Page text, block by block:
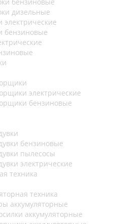
дизельные
электрические
бензиновые
электрические
бензиновые
бензиновые
пылесосы
электрические
техника
техника
аккумуляторные
аккумуляторные